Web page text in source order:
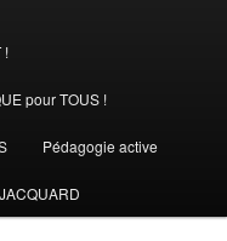
!
pour TOUS !
Pédagogie active